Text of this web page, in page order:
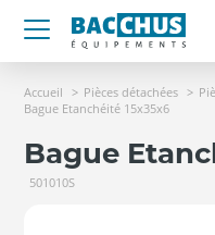
Accueil Pièces détachées
Bague Etanchéité 15x35x6
Bague
501010S